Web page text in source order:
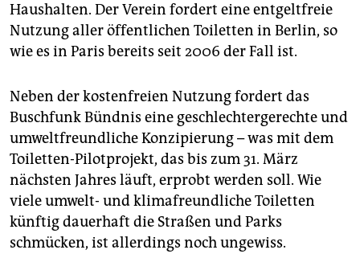
Haushalten. Der Verein fordert eine entgeltfreie
Nutzung aller öffentlichen Toiletten in Berlin, so
wie es in Paris bereits seit 2006 der Fall ist.
Neben der kostenfreien Nutzung fordert das
Buschfunk Bündnis eine geschlechtergerechte und
umweltfreundliche Konzipierung – was mit dem
Toiletten-Pilotprojekt, das bis zum 31. März
nächsten Jahres läuft, erprobt werden soll. Wie
viele umwelt- und klimafreundliche Toiletten
künftig dauerhaft die Straßen und Parks
schmücken, ist allerdings noch ungewiss.